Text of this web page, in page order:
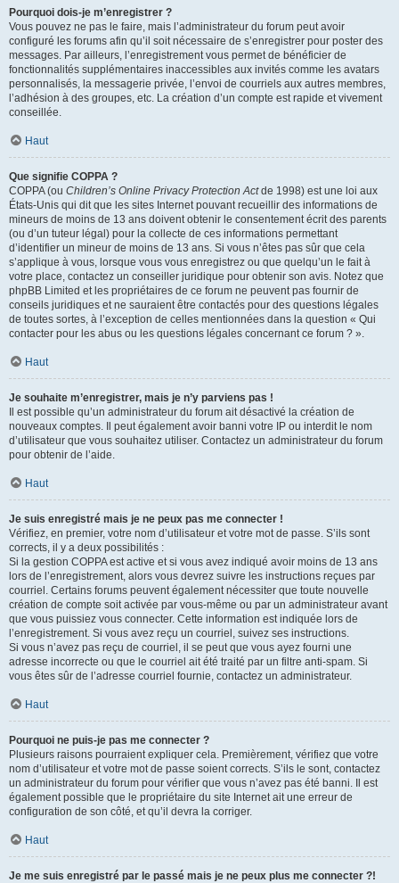
Pourquoi dois-je m’enregistrer ?
Vous pouvez ne pas le faire, mais l’administrateur du forum peut avoir
configuré les forums afin qu’il soit nécessaire de s’enregistrer pour poster des
messages. Par ailleurs, l’enregistrement vous permet de bénéficier de
fonctionnalités supplémentaires inaccessibles aux invités comme les avatars
personnalisés, la messagerie privée, l’envoi de courriels aux autres membres,
l’adhésion à des groupes, etc. La création d’un compte est rapide et vivement
conseillée.
Haut
Que signifie COPPA ?
COPPA (ou Children’s Online Privacy Protection Actde 1998) est une loi aux
États-Unis qui dit que les sites Internet pouvant recueillir des informations de
mineurs de moins de 13 ans doivent obtenir le consentement écrit des parents
(ou d’un tuteur légal) pour la collecte de ces informations permettant
d’identifier un mineur de moins de 13 ans. Si vous n’êtes pas sûr que cela
s’applique à vous, lorsque vous vous enregistrez ou que quelqu’un le fait à
votre place, contactez un conseiller juridique pour obtenir son avis. Notez que
phpBB Limited et les propriétaires de ce forum ne peuvent pas fournir de
conseils juridiques et ne sauraient être contactés pour des questions légales
de toutes sortes, à l’exception de celles mentionnées dans la question « Qui
contacter pour les abus ou les questions légales concernant ce forum ? ».
Haut
Je souhaite m’enregistrer, mais je n’y parviens pas !
Il est possible qu’un administrateur du forum ait désactivé la création de
nouveaux comptes. Il peut également avoir banni votre IP ou interdit le nom
d’utilisateur que vous souhaitez utiliser. Contactez un administrateur du forum
pour obtenir de l’aide.
Haut
Je suis enregistré mais je ne peux pas me connecter !
Vérifiez, en premier, votre nom d’utilisateur et votre mot de passe. S’ils sont
corrects, il y a deux possibilités :
Si la gestion COPPA est active et si vous avez indiqué avoir moins de 13 ans
lors de l’enregistrement, alors vous devrez suivre les instructions reçues par
courriel. Certains forums peuvent également nécessiter que toute nouvelle
création de compte soit activée par vous-même ou par un administrateur avant
que vous puissiez vous connecter. Cette information est indiquée lors de
l’enregistrement. Si vous avez reçu un courriel, suivez ses instructions.
Si vous n’avez pas reçu de courriel, il se peut que vous ayez fourni une
adresse incorrecte ou que le courriel ait été traité par un filtre anti-spam. Si
vous êtes sûr de l’adresse courriel fournie, contactez un administrateur.
Haut
Pourquoi ne puis-je pas me connecter ?
Plusieurs raisons pourraient expliquer cela. Premièrement, vérifiez que votre
nom d’utilisateur et votre mot de passe soient corrects. S’ils le sont, contactez
un administrateur du forum pour vérifier que vous n’avez pas été banni. Il est
également possible que le propriétaire du site Internet ait une erreur de
configuration de son côté, et qu’il devra la corriger.
Haut
Je me suis enregistré par le passé mais je ne peux plus me connecter ?!